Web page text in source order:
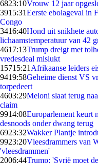
6823:10Vrouw 12 jaar
3915:31Eerste ebolageval in
Congo
3416:40Hond uit snikhete
lichaamstemperatuur van 42
4617:13Trump dreigt met
vredesdeal mislukt
15715:21 Afrikaanse leiders
9419:58Geheime dienst VS
torpedeert
4603:29Meloni slaat terug
claim
9914:08Europarlement keurt
desnoods onder dwang terug
6923:32Wakker Plantje
9923:20Vleesdrammers van
'vleesdrammen'
2006:44Trump: 'Syrië moet